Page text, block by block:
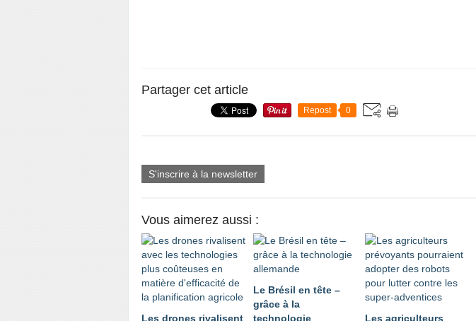
Partager cet article
Repost 0
S'inscrire à la newsletter
Vous aimerez aussi :
Les drones rivalisent
Le Brésil en tête –
grâce à la
technologie
Les agriculteurs